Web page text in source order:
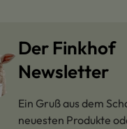
Der Finkhof
Newsletter
Ein Gruß aus dem
neuesten Produkte